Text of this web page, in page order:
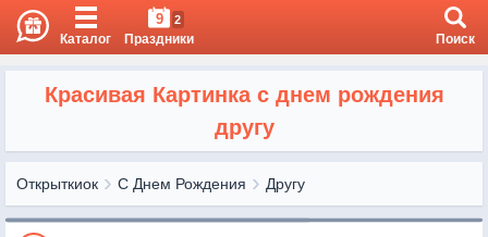
Каталог
9 2
Праздники Поиск
Красивая Картинка с днем рождения
другу
Открыткиок С Днем Рождения Другу